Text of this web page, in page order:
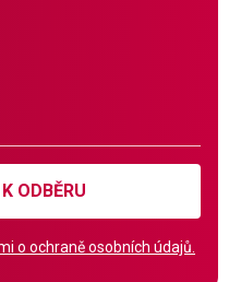
ODBĚRU
o ochraně osobních údajů.